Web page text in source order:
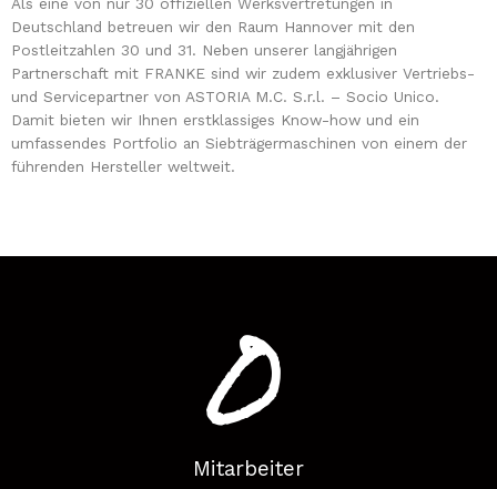
Deutschland betreuen wir den Raum Hannover mit den
Postleitzahlen 30 und 31. Neben unserer langjährigen
Partnerschaft mit FRANKE sind wir zudem exklusiver Vertriebs-
und Servicepartner von ASTORIA M.C. S.r.l. – Socio Unico.
Damit bieten wir Ihnen erstklassiges Know-how und ein
umfassendes Portfolio an Siebträgermaschinen von einem der
führenden Hersteller weltweit.
0
Mitarbeiter